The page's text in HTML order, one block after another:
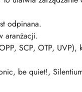
odpinana.
aranżacji.
SCP, OTP, UVP),
be quiet!,